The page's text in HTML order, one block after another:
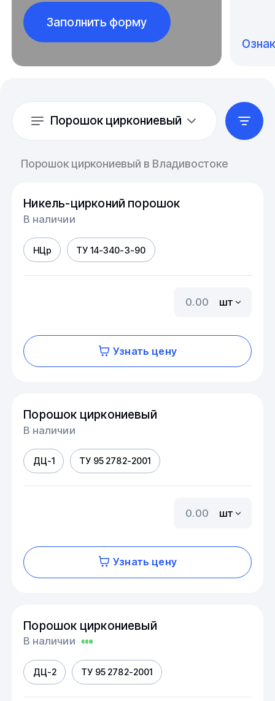
Заполнить форму
Порошок циркониевый
Порошок циркониевый в Владивостоке
Никель-цирконий порошок
В наличии
НЦр ТУ 14-340-3-90
шт
Узнать цену
Порошок циркониевый
В наличии
ДЦ-1 ТУ 95 2782-2001
шт
Узнать цену
Порошок циркониевый
В наличии
ДЦ-2 ТУ 95 2782-2001